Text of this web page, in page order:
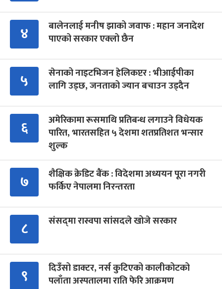
४
बालेनलाई मनीष झाको जवाफ : महान जनादेश
पाएको सरकार एक्लो छैन
५
सेनाको नाइटभिजन हेलिकप्टर : भीआईपीका
लागि उड्छ, जनताको ज्यान बचाउन उड्दैन
६
अमेरिकामा रूसमाथि प्रतिबन्ध लगाउने विधेयक
पारित, भारतसहित ५ देशमा शतप्रतिशत भन्सार
शुल्क
७
शैक्षिक क्रेडिट बैंक : विदेशमा अध्ययन पूरा नगरी
फर्किए नेपालमा निरन्तरता
८ संसद्‍मा रास्वपा सांसदले खोजे सरकार
९
दिउँसो डाक्टर, नर्स कुटिएको कालीकोटको
पलाँता अस्पतालमा राति फेरि आक्रमण